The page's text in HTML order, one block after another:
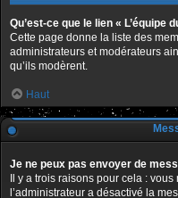
Qu’est-ce que le lien « L’équipe
Cette page donne la liste des
administrateurs et modérateurs
qu’ils modèrent.
Haut
Je ne peux pas envoyer de
Il y a trois raisons pour cela :
l’administrateur a désactivé la